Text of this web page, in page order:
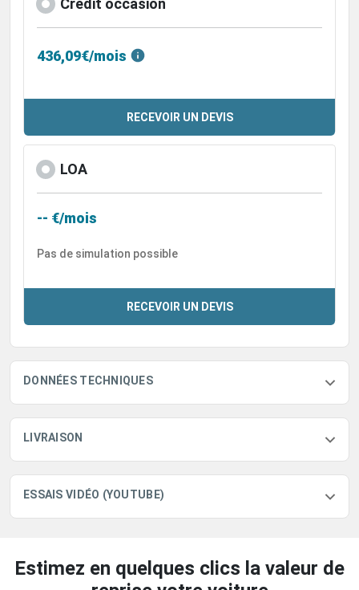
Crédit occasion
436,09€/mois
RECEVOIR UN DEVIS
LOA
-- €/mois
Pas de simulation possible
RECEVOIR UN DEVIS
DONNÉES TECHNIQUES
LIVRAISON
ESSAIS VIDÉO (YOUTUBE)
Estimez en quelques clics la valeur de